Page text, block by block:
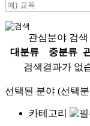
관심분야 검색
대분류
중분류
검색결과가 없
선택된 분야 (선택
카테고리